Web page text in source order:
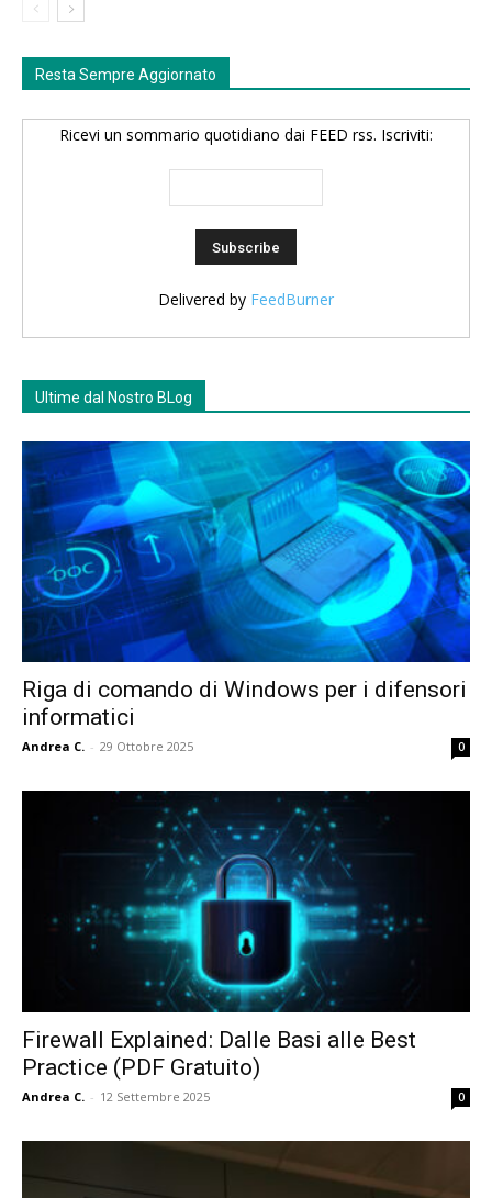
Resta Sempre Aggiornato
Ricevi un sommario quotidiano dai FEED rss. Iscriviti:
Delivered by FeedBurner
Ultime dal Nostro BLog
Riga di comando di Windows per i difensori
informatici
Andrea C. - 29 Ottobre 2025 0
Firewall Explained: Dalle Basi alle Best
Practice (PDF Gratuito)
Andrea C. - 12 Settembre 2025 0